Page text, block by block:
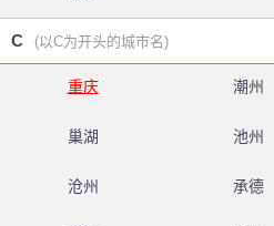
C (以C为开头的城市名)
重庆 潮州
巢湖 池州
沧州 承德